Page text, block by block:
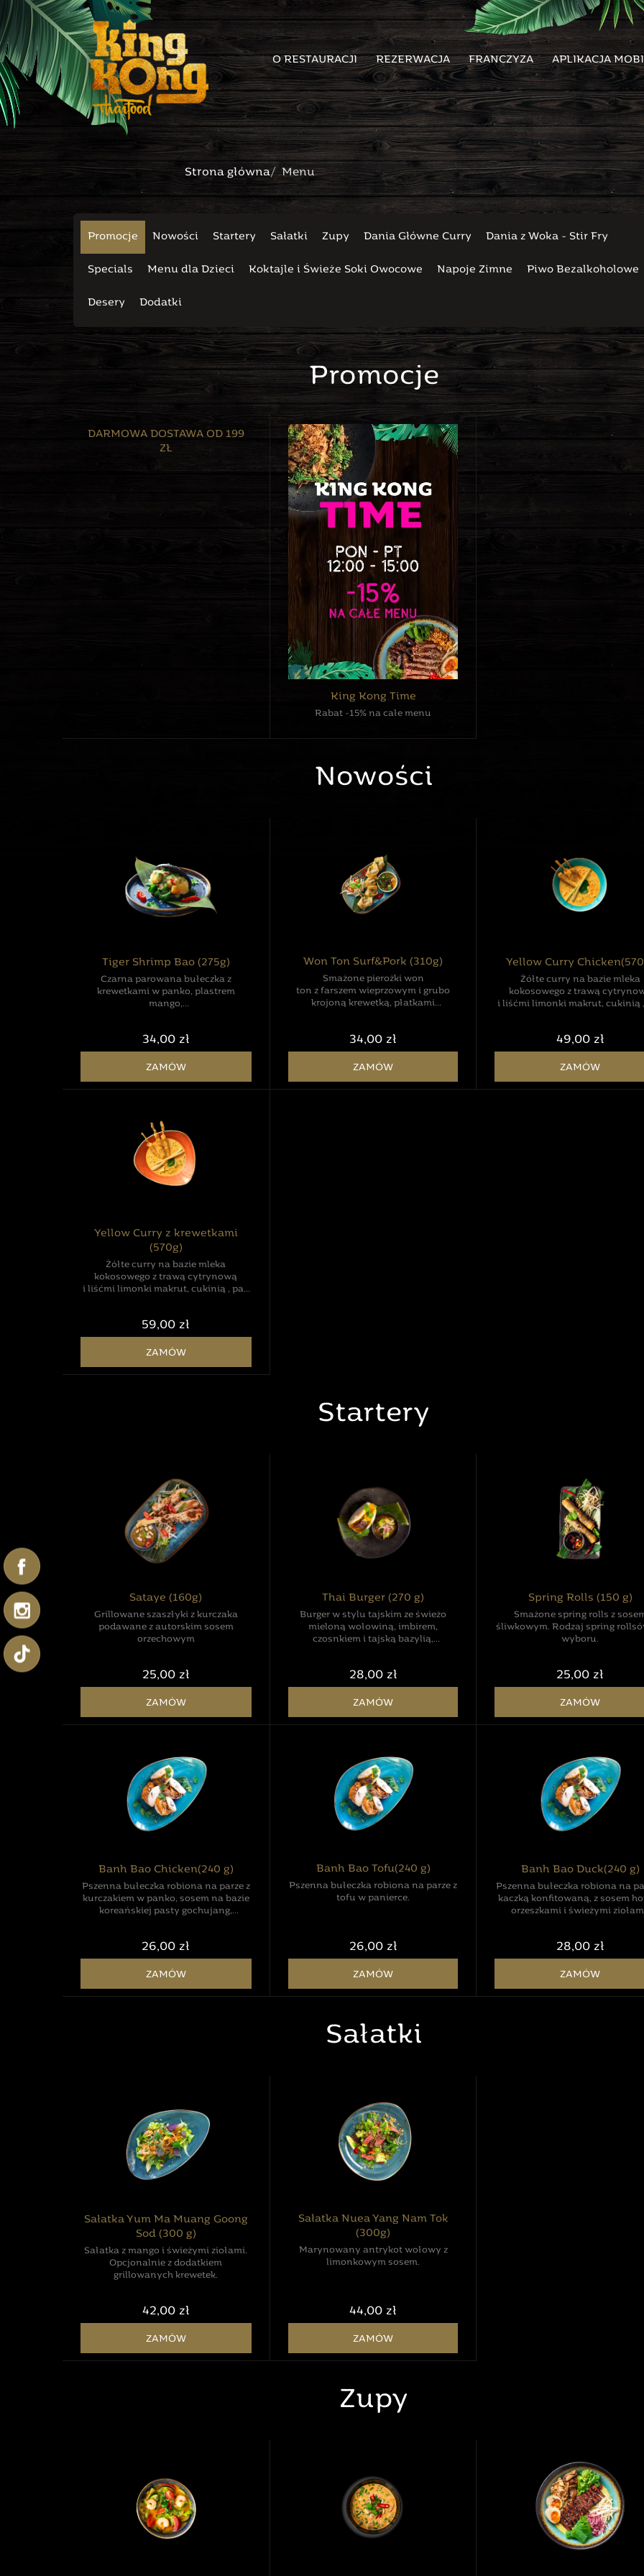
O RESTAURACJI REZERWACJA FRANCZYZA APLIKACJA
Strona główna Menu
Promocje Nowości Startery Sałatki Zupy Dania Główne Curry Dania z Woka - Stir Fry
Specials Menu dla Dzieci Koktajle i Świeże Soki Owocowe Napoje Zimne Piwo Bezalkoholowe
Desery Dodatki
Promocje
DARMOWA DOSTAWA OD 199
ZŁ
King Kong Time
Rabat -15% na całe menu
Nowości
Tiger Shrimp Bao (275g)
Czarna parowana bułeczka z
krewetkami w panko, plastrem
mango,
34,00 zł
ZAMÓW
Won Ton Surf&Pork (310g)
Smażone pierożki won
ton z farszem wieprzowym i grubo
krojoną krewetką, płatkami
Podawane z autorskim sosem na
bazie octu
ryżowego, brązowego cukru i sosu
34,00 zł
ZAMÓW
Yellow Curry
Żółte curry na bazie mleka
kokosowego z trawą
i liśćmi limonki makrut, cukinią ,
prażonej cebuli.
49,00 zł
ZAMÓW
Yellow Curry z krewetkami
(570g)
Żółte curry na bazie mleka
kokosowego z trawą cytrynową
i liśćmi limonki makrut, cukinią , pak
prażonej cebuli.
59,00 zł
ZAMÓW
Startery
Sataye (160g)
Grillowane szaszłyki z kurczaka
podawane z autorskim sosem
orzechowym
25,00 zł
ZAMÓW
Thai Burger (270 g)
Burger w stylu tajskim ze świeżo
mieloną wołowiną, imbirem,
czosnkiem i tajską bazylią,
słodko-kwaśną surówką z ogórka i
czerwonej cebuli.
28,00 zł
ZAMÓW
Spring Rolls (150 g)
Smażone spring rolls z
śliwkowym. Rodzaj spring
wyboru.
25,00 zł
ZAMÓW
Banh Bao Chicken(240 g)
Pszenna bułeczka robiona na parze z
kurczakiem w panko, sosem na bazie
koreańskiej pasty gochujang,
26,00 zł
ZAMÓW
Banh Bao Tofu(240 g)
Pszenna bułeczka robiona na parze z
tofu w panierce.
26,00 zł
ZAMÓW
Banh Bao Duck(240 g)
Pszenna bułeczka robiona na
kaczką konfitowaną, z sosem
orzeszkami i świeżymi
28,00 zł
ZAMÓW
Sałatki
Sałatka Yum Ma Muang Goong
Sod (300 g)
Sałatka z mango i świeżymi ziołami.
Opcjonalnie z dodatkiem
grillowanych krewetek.
42,00 zł
ZAMÓW
Sałatka Nuea Yang Nam Tok
(300g)
Marynowany antrykot wołowy z
limonkowym sosem.
44,00 zł
ZAMÓW
Zupy